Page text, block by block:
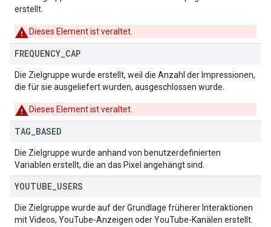
erstellt.
Dieses Element ist veraltet.
FREQUENCY CAP
Die Zielgruppe wurde erstellt, weil die Anzahl der Impressionen,
die für sie ausgeliefert wurden, ausgeschlossen wurde.
Dieses Element ist veraltet.
TAG BASED
Die Zielgruppe wurde anhand von benutzerdefinierten
Variablen erstellt, die an das Pixel angehängt sind.
YOUTUBE USERS
Die Zielgruppe wurde auf der Grundlage früherer Interaktionen
mit Videos, YouTube-Anzeigen oder YouTube-Kanälen erstellt.